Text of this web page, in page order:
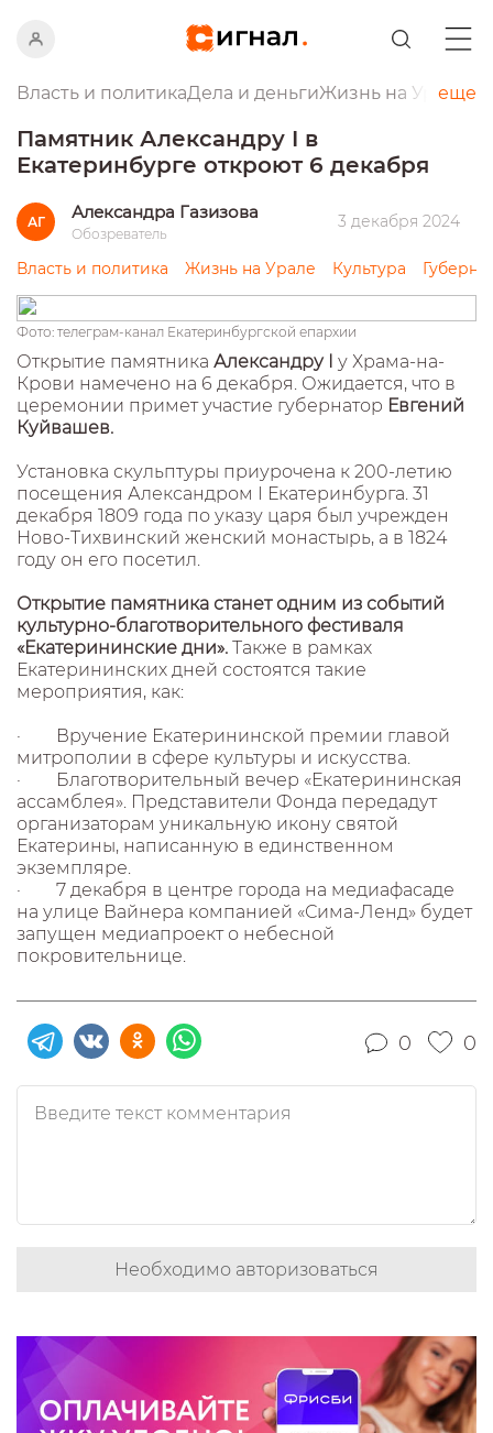
Власть и политикаДела и деньгиЖизнь на Урале
еще
Памятник Александру I в
Екатеринбурге откроют 6 декабря
АГ Александра Газизова
Обозреватель
3 декабря 2024
Власть и политика Жизнь на Урале Культура
Фото: телеграм-канал Екатеринбургской епархии
Открытие памятника Александру I у Храма-на-
Крови намечено на 6 декабря. Ожидается, что в
церемонии примет участие губернатор Евгений
Куйвашев.
Установка скульптуры приурочена к 200-летию
посещения Александром I Екатеринбурга. 31
декабря 1809 года по указу царя был учрежден
Ново-Тихвинский женский монастырь, а в 1824
году он его посетил.
Открытие памятника станет одним из событий
культурно-благотворительного фестиваля
«Екатерининские дни». Также в рамках
Екатерининских дней состоятся такие
мероприятия, как:
· Вручение Екатерининской премии главой
митрополии в сфере культуры и искусства.
· Благотворительный вечер «Екатерининская
ассамблея». Представители Фонда передадут
организаторам уникальную икону святой
Екатерины, написанную в единственном
экземпляре.
· 7 декабря в центре города на медиафасаде
на улице Вайнера компанией «Сима-Ленд» будет
запущен медиапроект о небесной
покровительнице.
0 0
Необходимо авторизоваться